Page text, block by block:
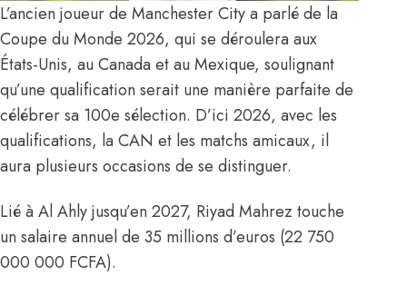
L’ancien joueur de Manchester City a parlé de la
Coupe du Monde 2026, qui se déroulera aux
États-Unis, au Canada et au Mexique, soulignant
qu’une qualification serait une manière parfaite de
célébrer sa 100e sélection. D’ici 2026, avec les
qualifications, la CAN et les matchs amicaux, il
aura plusieurs occasions de se distinguer.
Lié à Al Ahly jusqu’en 2027, Riyad Mahrez touche
un salaire annuel de 35 millions d’euros (22 750
000 000 FCFA).